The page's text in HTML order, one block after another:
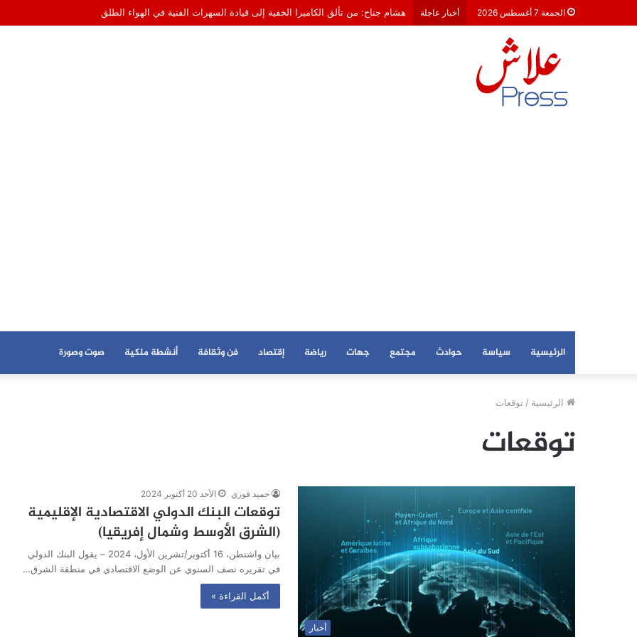
الجمعة 7 أغسطس 2026 أخبار عاجلة معركة 23 شتنبر 2026: هل أصبحت الأحزاب السياسية مجرد محطات لـ “الترحال الانتخابي”؟
الرئيسية سياسة حوادث مجتمع جهات رياضة إقتصاد فن وثقافة أنشطة ملكية صوت وصورة
الرئيسية / توقعات
توقعات
أخبار
حميد فوزي الأحد 20 أكتوبر 2024
توقعات البنك الدولي الاقتصادية الإقليمية
(الشرق الأوسط وشمال إفريقيا)
بيان واشنطن، 16 أكتوبر/تشرين الأول، 2024 – يقول البنك الدولي
في تقريره نصف السنوي عن الوضع الاقتصادي في منطقة الشرق…
أكمل القراءة »